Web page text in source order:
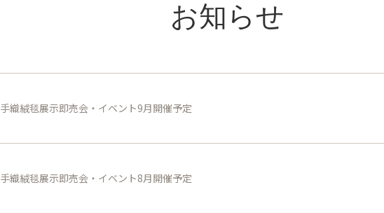
お知らせ
手織絨毯展示即売会・イベント9月開催予定
手織絨毯展示即売会・イベント8月開催予定